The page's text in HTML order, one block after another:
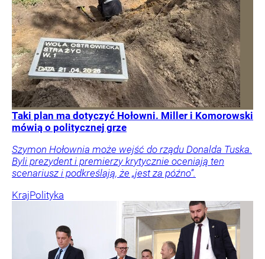
Taki plan ma dotyczyć Hołowni. Miller i Komorowski
mówią o politycznej grze
Szymon Hołownia może wejść do rządu Donalda Tuska.
Byli prezydent i premierzy krytycznie oceniają ten
scenariusz i podkreślają, że „jest za późno”.
KrajPolityka